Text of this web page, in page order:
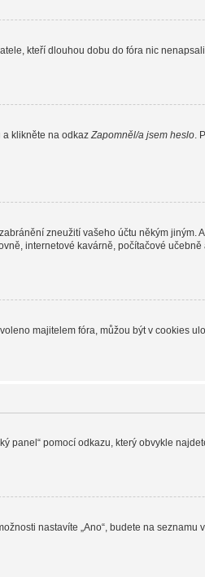
kteří dlouhou dobu do fóra nic
a klikněte na odkazZapomněl/a jsem heslo.
zneužití vašeho účtu někým jiným.
internetové kavárně, počítačové
majitelem fóra, můžou být v cookies
panel“ pomocí odkazu, který obvykle
nastavíte „Ano“, budete na seznamu